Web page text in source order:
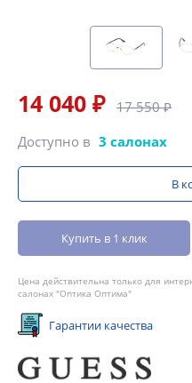
14 040 ₽ 17 550 ₽
Доступно в 3 салонах
В
Купить в 1 клик
Цена действительна только для
салонах "Оптика Оптима"
Гарантии качества